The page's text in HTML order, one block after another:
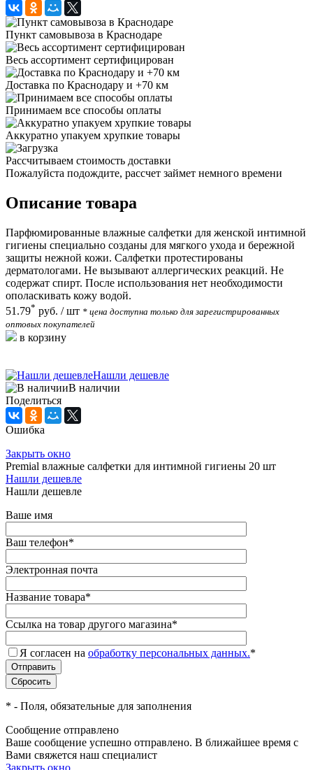
Пункт самовывоза в Краснодаре
Весь ассортимент сертифицирован
Доставка по Краснодару и +70 км
Принимаем все способы оплаты
Аккуратно упакуем хрупкие товары
Рассчитываем стоимость доставки
Пожалуйста подождите, рассчет займет немного времени
Описание товара
Парфюмированные влажные салфетки для женской интимной
гигиены специально созданы для мягкого ухода и бережной
защиты нежной кожи. Салфетки протестированы
дерматологами. Не вызывают аллергических реакций. Не
содержат спирт. После использования нет необходимости
ополаскивать кожу водой.
51.79* руб. / шт * цена доступна только для зарегистрированных
оптовых покупателей
в корзину
Нашли дешевле
В наличии
Поделиться
Ошибка
Закрыть окно
Premial влажные салфетки для интимной гигиены 20 шт
Нашли дешевле
Нашли дешевле
Ваше имя
Ваш телефон*
Электронная почта
Название товара*
Ссылка на товар другого магазина*
Я согласен на обработку персональных данных.*
* - Поля, обязательные для заполнения
Сообщение отправлено
Ваше сообщение успешно отправлено. В ближайшее время с
Вами свяжется наш специалист